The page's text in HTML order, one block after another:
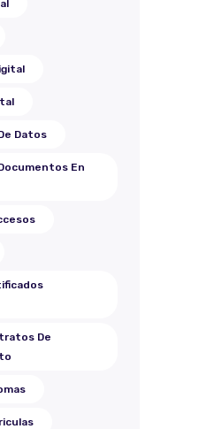
Datos
En
De